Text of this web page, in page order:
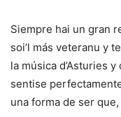
Siempre hai un gran
soi’l más veteranu y
la música d’Asturies
sentise
una forma de ser